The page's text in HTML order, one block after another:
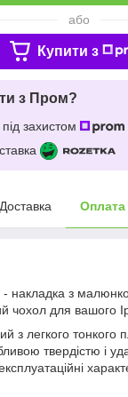
або
Купити з
з Пром?
захистом
Доставка Оплата
- накладка з
чохол для вашого
з легкого тонкого
твердістю і